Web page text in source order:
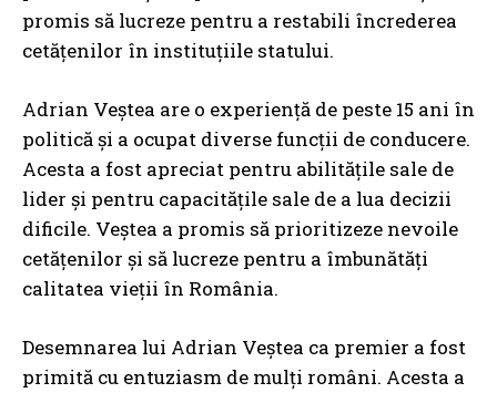
promis să lucreze pentru a restabili încrederea
cetățenilor în instituțiile statului.
Adrian Veștea are o experiență de peste 15 ani în
politică și a ocupat diverse funcții de conducere.
Acesta a fost apreciat pentru abilitățile sale de
lider și pentru capacitățile sale de a lua decizii
dificile. Veștea a promis să prioritizeze nevoile
cetățenilor și să lucreze pentru a îmbunătăți
calitatea vieții în România.
Desemnarea lui Adrian Veștea ca premier a fost
primită cu entuziasm de mulți români. Acesta a